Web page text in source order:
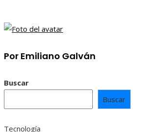
Por Emiliano Galván
Buscar
Buscar
Tecnología